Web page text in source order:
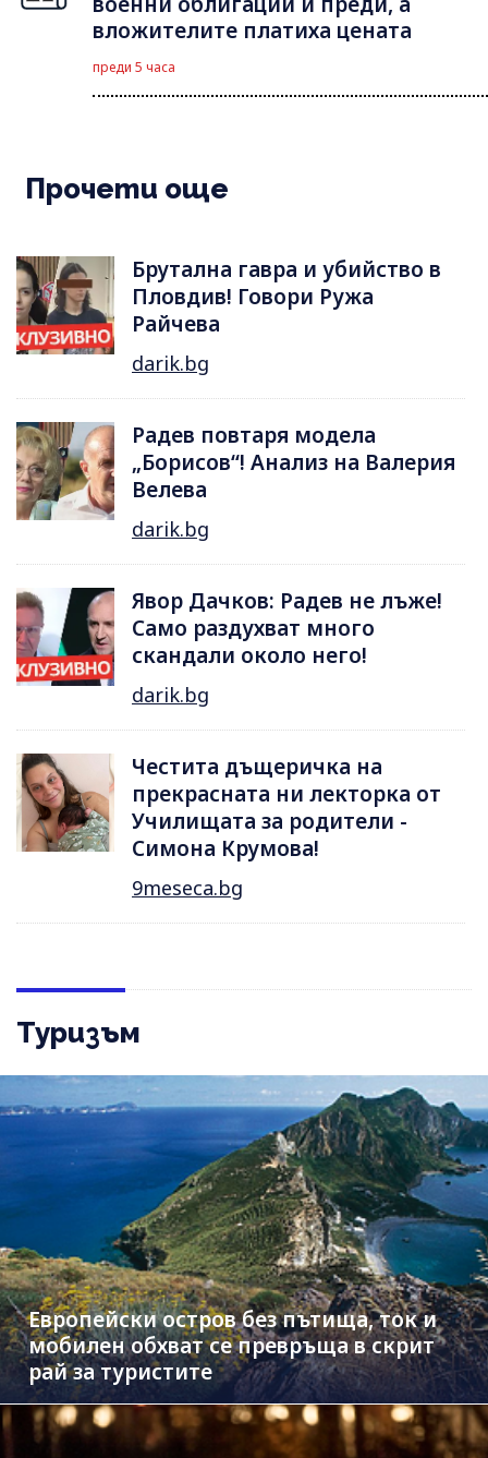
вложителите платиха цената
преди 5 часа
Прочети още
Брутална гавра и убийство в
Пловдив! Говори Ружа
Райчева
darik.bg
Радев повтаря модела
„Борисов“! Анализ на Валерия
Велева
darik.bg
Явор Дачков: Радев не лъже!
Само раздухват много
скандали около него!
darik.bg
Честита дъщеричка на
прекрасната ни лекторка от
Училищата за родители -
Симона Крумова!
9meseca.bg
Туризъм
Европейски остров без пътища, ток и
мобилен обхват се превръща в скрит
рай за туристите